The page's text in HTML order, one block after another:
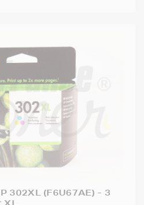
302XL (F6U67AE) - 3